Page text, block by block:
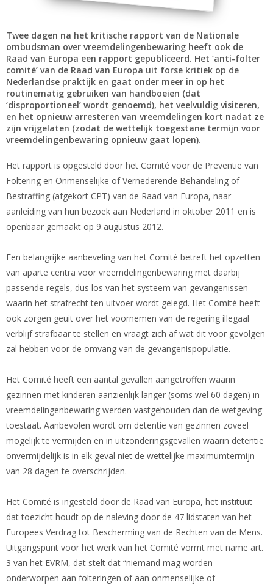
Twee dagen na het kritische rapport van de Nationale
ombudsman over vreemdelingenbewaring heeft ook de
Raad van Europa een rapport gepubliceerd. Het ‘anti-folter
comité’ van de Raad van Europa uit forse kritiek op de
Nederlandse praktijk en gaat onder meer in op het
routinematig gebruiken van handboeien (dat
‘disproportioneel’ wordt genoemd), het veelvuldig visiteren,
en het opnieuw arresteren van vreemdelingen kort nadat ze
zijn vrijgelaten (zodat de wettelijk toegestane termijn voor
vreemdelingenbewaring opnieuw gaat lopen).
Het rapport is opgesteld door het Comité voor de Preventie van
Foltering en Onmenselijke of Vernederende Behandeling of
Bestraffing (afgekort CPT) van de Raad van Europa, naar
aanleiding van hun bezoek aan Nederland in oktober 2011 en is
openbaar gemaakt op 9 augustus 2012.
Een belangrijke aanbeveling van het Comité betreft het opzetten
van aparte centra voor vreemdelingenbewaring met daarbij
passende regels, dus los van het systeem van gevangenissen
waarin het strafrecht ten uitvoer wordt gelegd. Het Comité heeft
ook zorgen geuit over het voornemen van de regering illegaal
verblijf strafbaar te stellen en vraagt zich af wat dit voor gevolgen
zal hebben voor de omvang van de gevangenispopulatie.
Het Comité heeft een aantal gevallen aangetroffen waarin
gezinnen met kinderen aanzienlijk langer (soms wel 60 dagen) in
vreemdelingenbewaring werden vastgehouden dan de wetgeving
toestaat. Aanbevolen wordt om detentie van gezinnen zoveel
mogelijk te vermijden en in uitzonderingsgevallen waarin detentie
onvermijdelijk is in elk geval niet de wettelijke maximumtermijn
van 28 dagen te overschrijden.
Het Comité is ingesteld door de Raad van Europa, het instituut
dat toezicht houdt op de naleving door de 47 lidstaten van het
Europees Verdrag tot Bescherming van de Rechten van de Mens.
Uitgangspunt voor het werk van het Comité vormt met name art.
3 van het EVRM, dat stelt dat “niemand mag worden
onderworpen aan folteringen of aan onmenselijke of